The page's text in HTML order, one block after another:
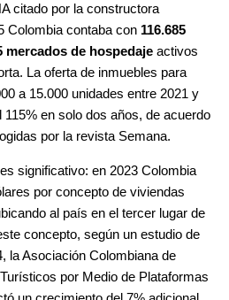
citado por la constructora
Colombia contaba con 116.685
mercados de hospedaje activos
La oferta de inmuebles para
a 15.000 unidades entre 2021 y
en solo dos años, de acuerdo
por la revista Semana.
significativo: en 2023 Colombia
por concepto de viviendas
al país en el tercer lugar de
concepto, según un estudio de
la Asociación Colombiana de
por Medio de Plataformas